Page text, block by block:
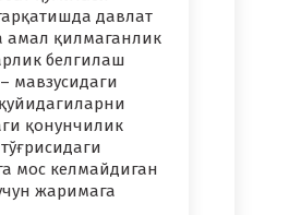
давлат
амал қилмаганлик
белгилаш
мавзусидаги
қонунчилик
мос келмайдиган
жаримага